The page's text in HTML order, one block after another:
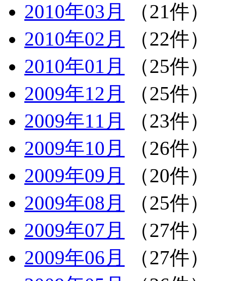
2010年03月
（21件）
2010年02月
（22件）
2010年01月
（25件）
2009年12月
（25件）
2009年11月
（23件）
2009年10月
（26件）
2009年09月
（20件）
2009年08月
（25件）
2009年07月
（27件）
2009年06月
（27件）